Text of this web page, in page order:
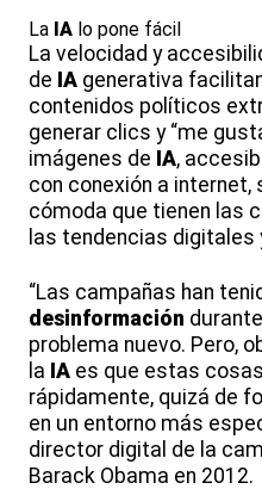
La IA lo pone fácil
La velocidad y
de IA generativa
contenidos políticos
generar clics y “me
imágenes de IA,
con conexión a
cómoda que tienen las
las tendencias
“Las campañas han
desinformación
problema nuevo. Pero,
la IA es que estas
rápidamente, quizá de
en un entorno más
director digital de la
Barack Obama en 2012.